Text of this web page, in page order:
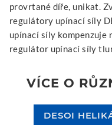
provrtané díře, unikat.
regulátory upínací síly
upínací síly
regulátor upínací síly
VÍCE O
DESOI